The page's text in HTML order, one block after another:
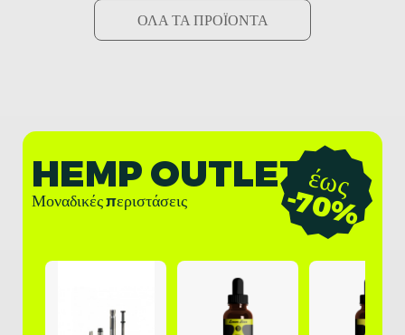
ΌΛΑ ΤΑ ΠΡΟΪΌΝΤΑ
HEMP OUTLET
Μοναδικές περιστάσεις
έ
ω
ς
-
7
0
%